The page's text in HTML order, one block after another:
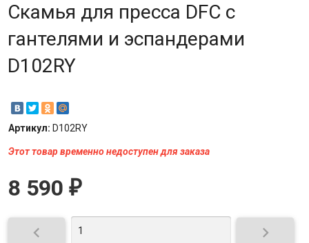
Скамья для пресса DFC с
гантелями и эспандерами
D102RY
Артикул: D102RY
Этот товар временно недоступен для заказа
8 590 ₽
 